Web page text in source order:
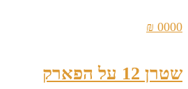
0000 ₪
שטרן 12 על הפארק